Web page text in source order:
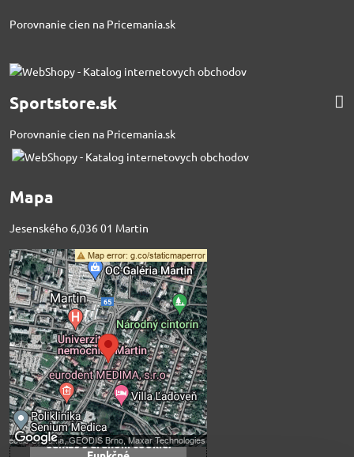
Porovnanie cien na Pricemania.sk
Sportstore.sk
Porovnanie cien na Pricemania.sk
Mapa
Jesenského 6,036 01 Martin
Externý obsah je
blokovaný Voľbami
súkromia
Prajete si načítať externý obsah?
Povoliť tentokrát
Povoliť a zapamätať -
súhlas s druhom cookie: